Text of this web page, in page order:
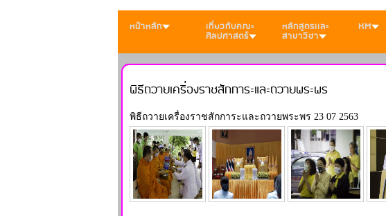
หน้าหลัก เกี่ยวกับคณะ
ศิลปศาสตร์
หลักสูตรเเละ
สาขาวิชา
KM
พิธีถวายเครื่องราชสักการะและถวายพระพร
พิธีถวายเครื่องราชสักการะและถวายพระพร 23 07 2563